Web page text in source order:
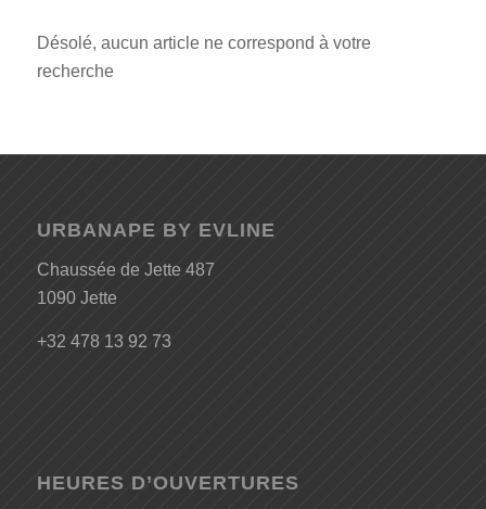
Désolé, aucun article ne correspond à votre
recherche
URBANAPE BY EVLINE
Chaussée de Jette 487
1090 Jette
+32 478 13 92 73
HEURES D’OUVERTURES